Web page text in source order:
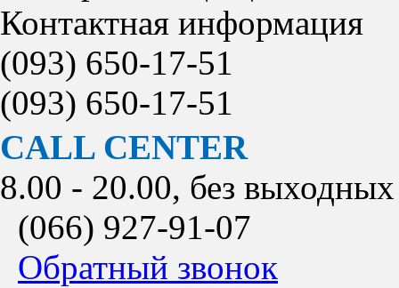
Контактная информация
(093) 650-17-51
(093) 650-17-51
CALL CENTER
8.00 - 20.00, без выходных
(066) 927-91-07
Обратный звонок